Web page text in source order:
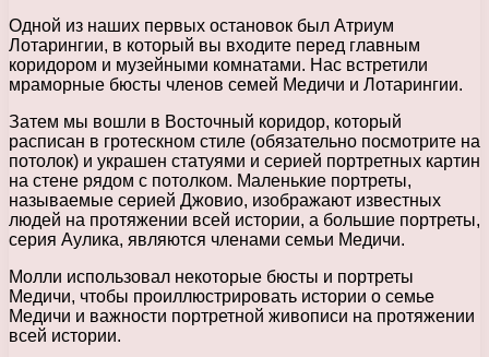
Одной из наших первых остановок был Атриум
Лотарингии, в который вы входите перед главным
коридором и музейными комнатами. Нас встретили
мраморные бюсты членов семей Медичи и Лотарингии.
Затем мы вошли в Восточный коридор, который
расписан в гротескном стиле (обязательно посмотрите на
потолок) и украшен статуями и серией портретных картин
на стене рядом с потолком. Маленькие портреты,
называемые серией Джовио, изображают известных
людей на протяжении всей истории, а большие портреты,
серия Аулика, являются членами семьи Медичи.
Молли использовал некоторые бюсты и портреты
Медичи, чтобы проиллюстрировать истории о семье
Медичи и важности портретной живописи на протяжении
всей истории.